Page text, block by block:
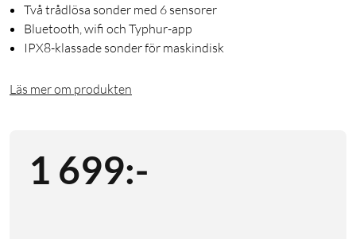
Två trådlösa sonder med 6 sensorer
Bluetooth, wifi och Typhur-app
IPX8-klassade sonder för maskindisk
Läs mer om produkten
1 699:-